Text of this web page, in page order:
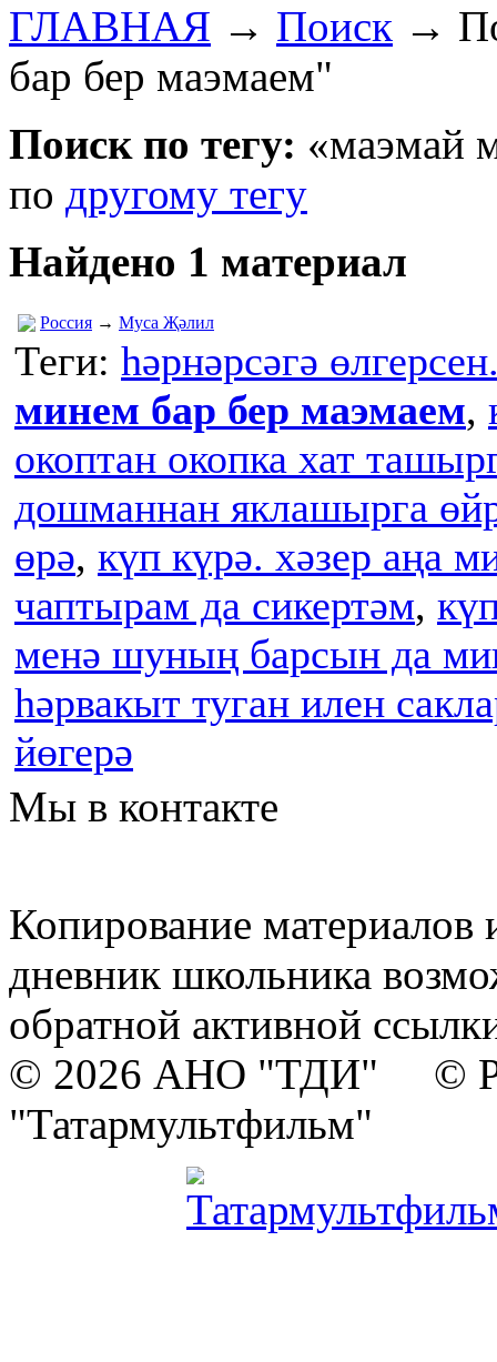
ГЛАВНАЯ → Поиск →
бар бер маэмаем"
Поиск по тегу: «маэмай
по другому тегу
Найдено 1 материал
Россия → Муса Җәлил
Теги: һәрнәрсәгә
минем бар бер маэмаем,
окоптан окопка хат
дошманнан яклашырга
өрә, күп күрә. хәзер аңа
чаптырам да сикертәм,
менә шуның барсын да
һәрвакыт туган илен
йөгерә
Мы в контакте
Копирование материалов
дневник школьника
обратной активной
© 2026 АНО "ТДИ" ©
"Татармультфильм"